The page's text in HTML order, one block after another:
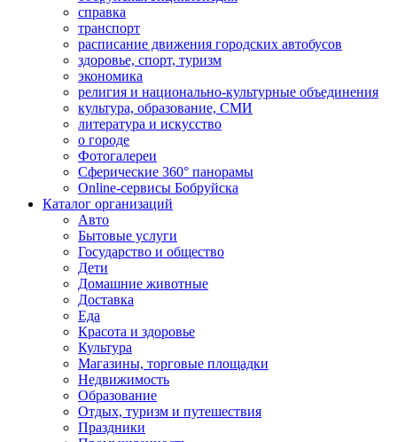
справка
транспорт
расписание движения городских автобусов
здоровье, спорт, туризм
экономика
религия и национально-культурные объединения
культура, образование, СМИ
литература и искусство
о городе
Фотогалереи
Сферические 360° панорамы
Online-сервисы Бобруйска
Каталог организаций
Авто
Бытовые услуги
Государство и общество
Дети
Домашние животные
Доставка
Еда
Красота и здоровье
Культура
Магазины, торговые площадки
Недвижимость
Образование
Отдых, туризм и путешествия
Праздники